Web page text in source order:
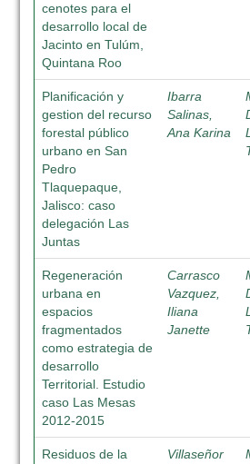
cenotes para el
desarrollo local de
Jacinto en Tulúm,
Quintana Roo
Planificación y
gestion del recurso
forestal público
urbano en San
Pedro
Tlaquepaque,
Jalisco: caso
delegación Las
Juntas
Ibarra
Salinas,
Ana Karina
Regeneración
urbana en
espacios
fragmentados
como estrategia de
desarrollo
Territorial. Estudio
caso Las Mesas
2012-2015
Carrasco
Vazquez,
Iliana
Janette
Residuos de la
Villaseñor